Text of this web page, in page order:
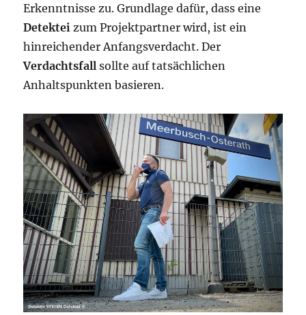
Erkenntnisse zu. Grundlage dafür, dass eine
Detektei zum Projektpartner wird, ist ein
hinreichender Anfangsverdacht. Der
Verdachtsfall sollte auf tatsächlichen
Anhaltspunkten basieren.